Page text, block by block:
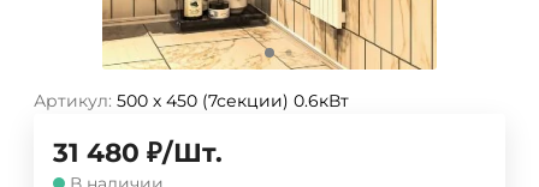
Артикул: 500 х 450 (7секции) 0.6кВт
31 480 ₽/Шт.